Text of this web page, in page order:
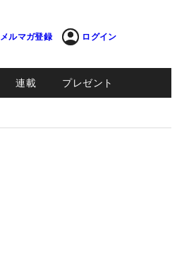
メルマガ登録 ログイン
連載 プレゼント